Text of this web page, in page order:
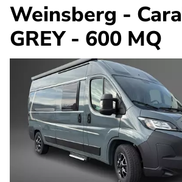
Weinsberg -
GREY - 600 MQ